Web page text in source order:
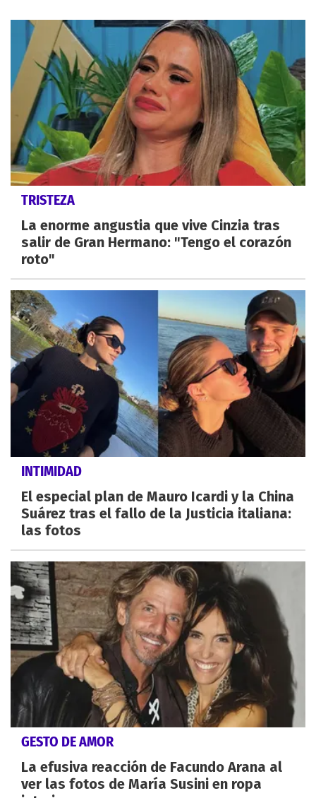
TRISTEZA
La enorme angustia que vive Cinzia tras
salir de Gran Hermano: "Tengo el corazón
roto"
INTIMIDAD
El especial plan de Mauro Icardi y la China
Suárez tras el fallo de la Justicia italiana:
las fotos
GESTO DE AMOR
La efusiva reacción de Facundo Arana al
ver las fotos de María Susini en ropa